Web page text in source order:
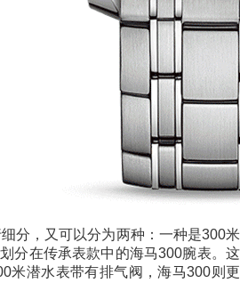
分，又可以分为两种：一种是300米
分在传承表款中的海马300腕表。这
米潜水表带有排气阀，海马300则更